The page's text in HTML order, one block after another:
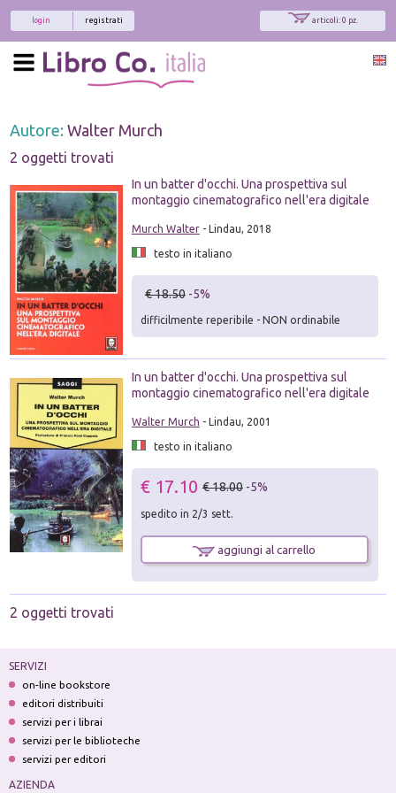
articoli: 0 pz.
registrati
login
Autore:Walter Murch
2 oggetti trovati
In un batter d'occhi. Una prospettiva sul
montaggio cinematografico nell'era digitale
Murch Walter- Lindau, 2018
testo in italiano
€ 18.50 -5%
difficilmente reperibile - NON ordinabile
In un batter d'occhi. Una prospettiva sul
montaggio cinematografico nell'era digitale
Walter Murch - Lindau, 2001
testo in italiano
€ 17.10 € 18.00 -5%
spedito in 2/3 sett.
aggiungi al carrello
2 oggetti trovati
SERVIZI
on-line bookstore
editori distribuiti
servizi per i librai
servizi per le biblioteche
servizi per editori
AZIENDA